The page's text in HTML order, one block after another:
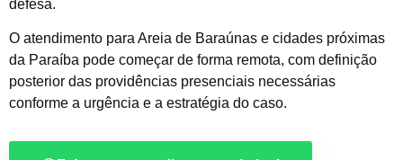
defesa.
O atendimento para Areia de Baraúnas e cidades próximas
da Paraíba pode começar de forma remota, com definição
posterior das providências presenciais necessárias
conforme a urgência e a estratégia do caso.